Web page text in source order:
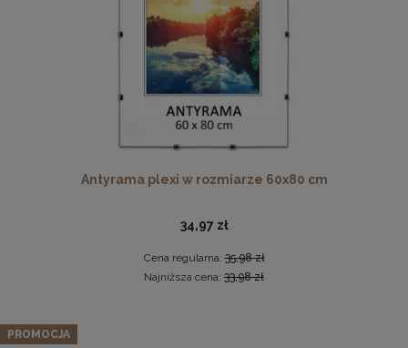
60,99 zł
DO KOSZYKA
Antyrama plexi w rozmiarze 60x80 cm
34,97 zł
Cena regularna:35,98 zł
Najniższa cena: 33,98 zł
PROMOCJA